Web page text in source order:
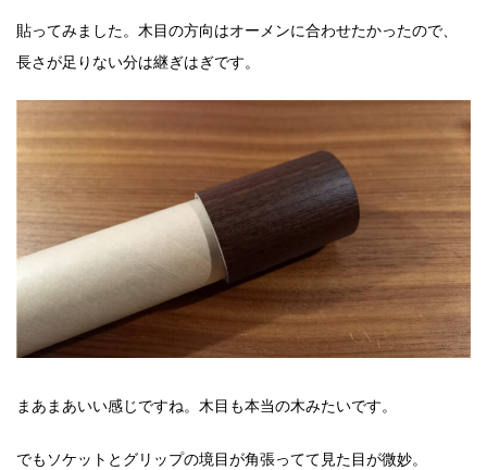
貼ってみました。木目の方向はオーメンに合わせたかったので、
長さが足りない分は継ぎはぎです。
まあまあいい感じですね。木目も本当の木みたいです。
でもソケットとグリップの境目が角張ってて見た目が微妙。